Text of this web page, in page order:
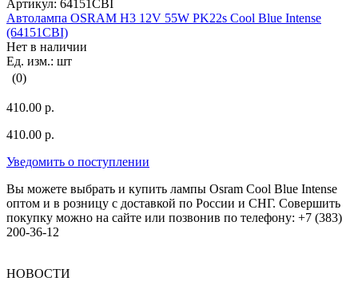
Артикул: 64151CBI
Автолампа OSRAM H3 12V 55W PK22s Cool Blue Intense
(64151CBI)
Нет в наличии
Ед. изм.: шт
(0)
410.00 р.
410.00 р.
Уведомить о поступлении
Вы можете выбрать и купить лампы Osram Cool Blue Intense
оптом и в розницу с доставкой по России и СНГ. Совершить
покупку можно на сайте или позвонив по телефону: +7 (383)
200-36-12
НОВОСТИ